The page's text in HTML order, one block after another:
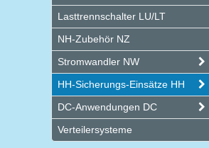
Lasttrennschalter LU/LT
NH-Zubehör NZ
Stromwandler NW
HH-Sicherungs-Einsätze HH
DC-Anwendungen DC
Verteilersysteme